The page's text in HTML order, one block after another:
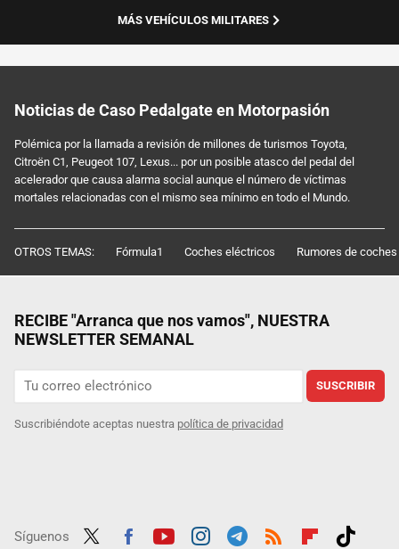
MÁS VEHÍCULOS MILITARES
Noticias de Caso Pedalgate en Motorpasión
Polémica por la llamada a revisión de millones de turismos Toyota,
Citroën C1, Peugeot 107, Lexus... por un posible atasco del pedal del
acelerador que causa alarma social aunque el número de víctimas
mortales relacionadas con el mismo sea mínimo en todo el Mundo.
OTROS TEMAS: Fórmula1 Coches eléctricos Rumores de coches
RECIBE "Arranca que nos vamos", NUESTRA
NEWSLETTER SEMANAL
SUSCRIBIR
Suscribiéndote aceptas nuestra política de privacidad
Síguenos